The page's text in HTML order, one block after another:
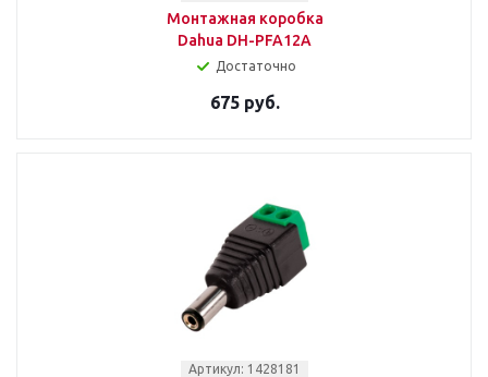
Монтажная коробка
Dahua DH-PFA12A
Достаточно
675 руб.
Артикул: 1428181